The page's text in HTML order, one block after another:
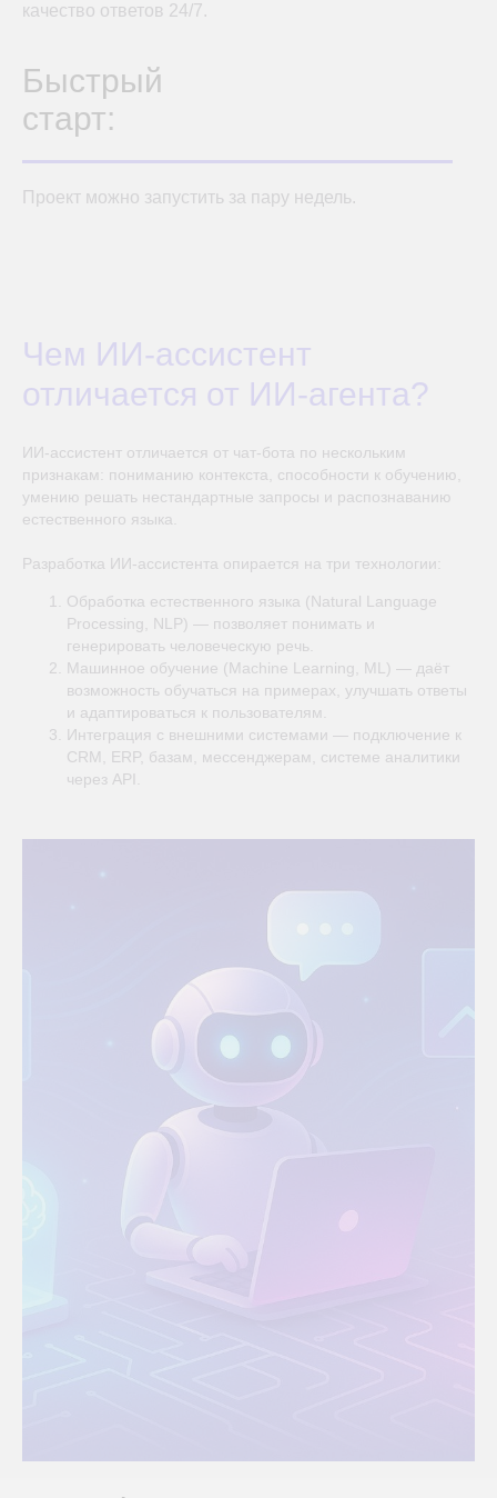
качество ответов 24/7.
Быстрый
старт:
Проект можно запустить за пару недель.
Чем ИИ-ассистент
отличается от ИИ-агента?
ИИ-ассистент отличается от чат-бота по нескольким
признакам: пониманию контекста, способности к обучению,
умению решать нестандартные запросы и распознаванию
естественного языка.
Разработка ИИ-ассистента опирается на три технологии:
Обработка естественного языка (Natural Language
Processing, NLP) — позволяет понимать и
генерировать человеческую речь.
Машинное обучение (Machine Learning, ML) — даёт
возможность обучаться на примерах, улучшать ответы
и адаптироваться к пользователям.
Интеграция с внешними системами — подключение к
CRM, ERP, базам, мессенджерам, системе аналитики
через API.